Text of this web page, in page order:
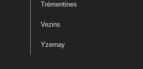
Trémentines
Vezins
Yzernay